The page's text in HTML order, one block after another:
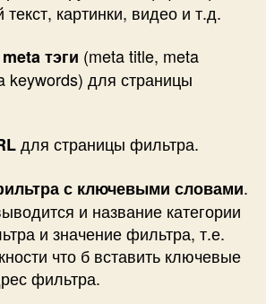
картинки, видео и т.д.
тэги (meta title, meta
keywords) для страницы
для страницы фильтра.
с ключевыми словами.
и название категории
и значение фильтра, т.е.
что б вставить ключевые
фильтра.